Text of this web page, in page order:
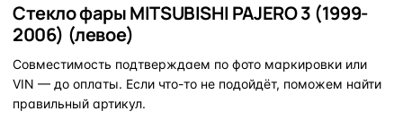
Стекло фары MITSUBISHI PAJERO 3 (1999-
2006) (левое)
Совместимость подтверждаем по фото маркировки или
VIN — до оплаты. Если что-то не подойдёт, поможем найти
правильный артикул.